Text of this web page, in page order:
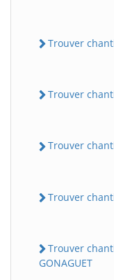
Trouver
Trouver
Trouver
Trouver
Trouver
GONAGUET